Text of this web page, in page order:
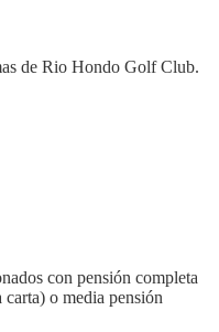
de Rio Hondo Golf Club.
con pensión completa
o media pensión